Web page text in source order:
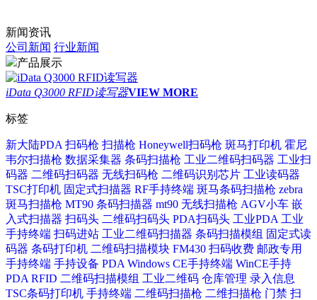
新闻资讯
公司新闻 行业新闻
产品展示
iData Q3000 RFID读写器VIEW MORE
标签
新大陆PDA 扫码枪 扫描枪 Honeywell扫码枪 斑马打印机 霍尼
韦尔扫描枪 数据采集器 条码扫描枪 工业二维码扫码器 工业扫
码器 二维码扫码器 无线扫码枪 二维码识别芯片 工业读码器
TSC打印机 固定式扫描器 RF手持终端 斑马条码扫描枪 zebra
斑马扫描枪 MT90 条码扫描器 mt90 无线扫描枪 AGV小车 嵌
入式扫描器 扫码头 二维码扫码头 PDA扫码头 工业PDA 工业
手持终端 扫码进站 工业二维码扫描器 条码扫描模组 固定式读
码器 条码打印机 二维码扫描模块 FM430 扫码收费 邮政专用
手持终端 手持设备 PDA Windows CE手持终端 WinCE手持
PDA RFID 二维码扫描模组 工业二维码 仓库管理 录入信息
TSC条码打印机 手持终端 二维码扫描枪 二维扫描枪 门禁 扫